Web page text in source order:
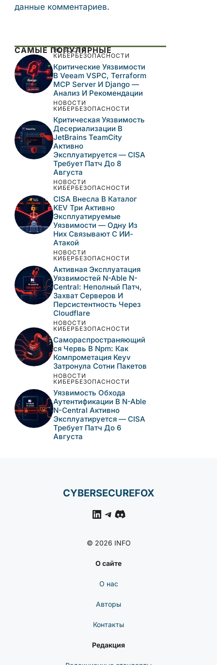
данные комментариев.
САМЫЕ ПОПУЛЯРНЫЕ
НОВОСТИ
КИБЕРБЕЗОПАСНОСТИ
Критические Уязвимости
В Veeam VSPC, Terraform
MCP Server И Django —
Анализ И Рекомендации
НОВОСТИ
КИБЕРБЕЗОПАСНОСТИ
Критическая Уязвимость
Десериализации В
JetBrains TeamCity
Активно
Эксплуатируется — CISA
Требует Патч До 8
Августа
НОВОСТИ
КИБЕРБЕЗОПАСНОСТИ
CISA Внесла В Каталог
KEV Три Активно
Эксплуатируемые
Уязвимости — Одну Из
Них Связывают С ИИ-
Атакой
НОВОСТИ
КИБЕРБЕЗОПАСНОСТИ
Активная Эксплуатация
Уязвимостей N-Able N-
Central: Неполный Патч,
Захват Серверов И
Персистентность Через
Cloudflare
НОВОСТИ
КИБЕРБЕЗОПАСНОСТИ
Самораспространяющий
Ся Червь В Npm: Как
Компрометация Keyv
Затронула Сотни Пакетов
НОВОСТИ
КИБЕРБЕЗОПАСНОСТИ
Уязвимость Обхода
Аутентификации В N-Able
N-Central Активно
Эксплуатируется — CISA
Требует Патч До 6
Августа
CYBERSECUREFOX
LinkedIn
Telegram
Discord
© 2026 INFO
О сайте
О нас
Авторы
Контакты
Редакция